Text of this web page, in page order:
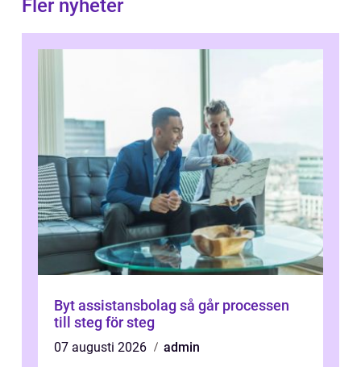
Fler nyheter
Byt assistansbolag så går processen
till steg för steg
07 augusti 2026
admin